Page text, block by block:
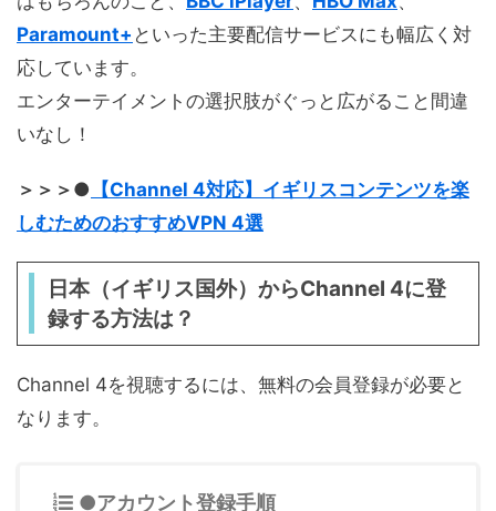
Paramount+ といった主要配信サービスにも幅広く対
応しています。
エンターテイメントの選択肢がぐっと広がること間違
いなし！
＞＞＞● 【Channel 4対応】イギリスコンテンツを楽
しむためのおすすめVPN 4選
日本（イギリス国外）からChannel 4に登
録する方法は？
Channel 4を視聴するには、無料の会員登録が必要と
なります。
●アカウント登録手順